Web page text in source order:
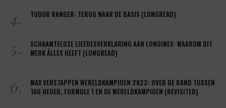
4. TUDOR RANGER: TERUG NAAR DE BASIS (LONGREAD)
5.
SCHAAMTELOZE LIEFDESVERKLARING AAN LONGINES: WAAROM DIT
MERK ÁLLES HEEFT (LONGREAD)
6.
MAX VERSTAPPEN WERELDKAMPIOEN 2022: OVER DE BAND TUSSEN
TAG HEUER, FORMULE 1 EN DE WERELDKAMPIOEN (REVISITED)